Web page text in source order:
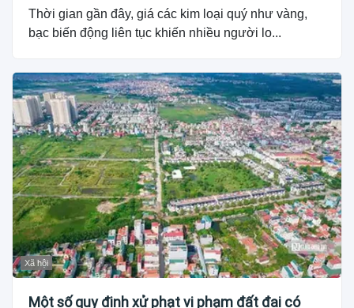
Thời gian gần đây, giá các kim loại quý như vàng,
bạc biến động liên tục khiến nhiều người lo...
Xã hội
Một số quy định xử phạt vi phạm đất đai có